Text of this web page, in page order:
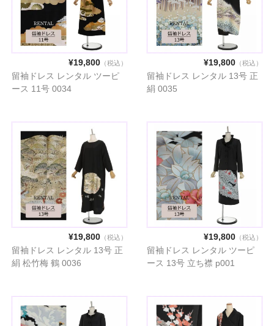
¥19,800（税込）
留袖ドレス レンタル ツーピ
ース 11号 0034
¥19,800 （税込）
留袖ドレス レンタル 13号 正
絹 0035
¥19,800（税込）
留袖ドレス レンタル 13号 正
絹 松竹梅 鶴 0036
¥19,800 （税込）
留袖ドレス レンタル ツーピ
ース 13号 立ち襟 p001